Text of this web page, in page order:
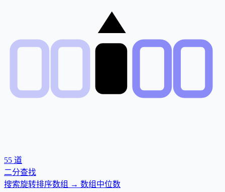
55 道
二分查找
搜索旋转排序数组 → 数组中位数